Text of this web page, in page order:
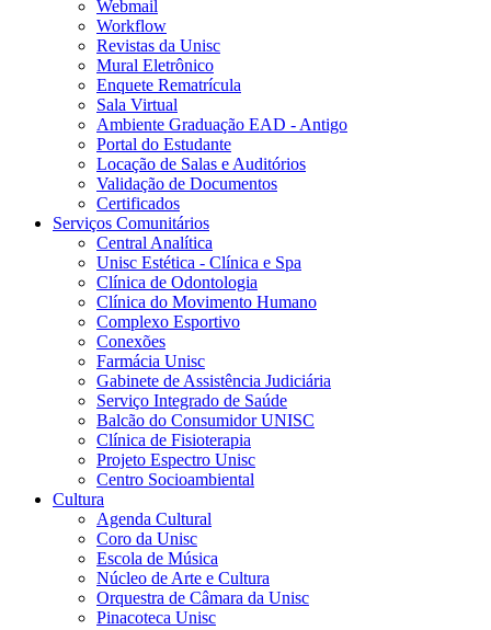
Webmail
Workflow
Revistas da Unisc
Mural Eletrônico
Enquete Rematrícula
Sala Virtual
Ambiente Graduação EAD - Antigo
Portal do Estudante
Locação de Salas e Auditórios
Validação de Documentos
Certificados
Serviços Comunitários
Central Analítica
Unisc Estética - Clínica e Spa
Clínica de Odontologia
Clínica do Movimento Humano
Complexo Esportivo
Conexões
Farmácia Unisc
Gabinete de Assistência Judiciária
Serviço Integrado de Saúde
Balcão do Consumidor UNISC
Clínica de Fisioterapia
Projeto Espectro Unisc
Centro Socioambiental
Cultura
Agenda Cultural
Coro da Unisc
Escola de Música
Núcleo de Arte e Cultura
Orquestra de Câmara da Unisc
Pinacoteca Unisc